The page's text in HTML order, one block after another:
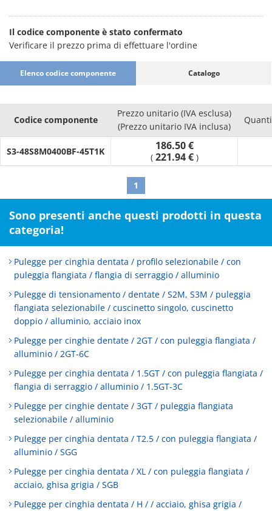
Il codice componente è stato confermato
Verificare il prezzo prima di effettuare l'ordine
Elenco codice componente Catalogo
Codice componente
Prezzo unitario (IVA esclusa)
(Prezzo unitario IVA inclusa)
S3-48S8M0400BF-45T1K 186.50 €
( 221.94 € )
1
Sono presenti anche questi prodotti in questa
categoria!
Pulegge per cinghia dentata / profilo selezionabile / con
puleggia flangiata / flangia di serraggio / alluminio
Pulegge di tensionamento / dentate / S2M, S3M / puleggia
flangiata selezionabile / cuscinetto singolo, cuscinetto
doppio / alluminio, acciaio inox
Pulegge per cinghie dentate / 2GT / con puleggia flangiata /
alluminio / 2GT-6C
Pulegge per cinghia dentata / 1.5GT / con puleggia flangiata /
flangia di serraggio / alluminio / 1.5GT-3C
Pulegge per cinghie dentate / 3GT / puleggia flangiata
selezionabile / alluminio
Pulegge per cinghia dentata / T2.5 / con puleggia flangiata /
alluminio / SGG
Pulegge per cinghia dentata / XL / con puleggia flangiata /
acciaio, ghisa grigia / SGB
Pulegge per cinghia dentata / H / / acciaio, ghisa grigia /